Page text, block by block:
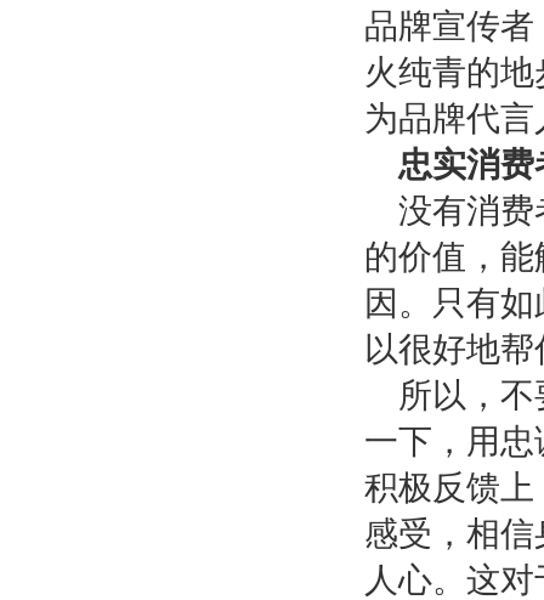
品牌宣传
火纯青的
为品牌代
忠实消
没有消费
的价值，
因。只有
以很好地
所以，
一下，用
积极反馈
感受，相
人心。这